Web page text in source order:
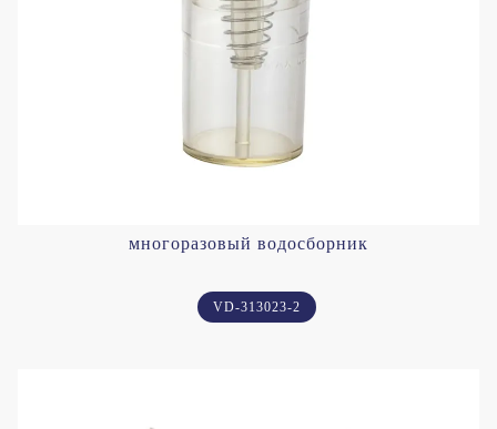
многоразовый водосборник
VD-313023-2